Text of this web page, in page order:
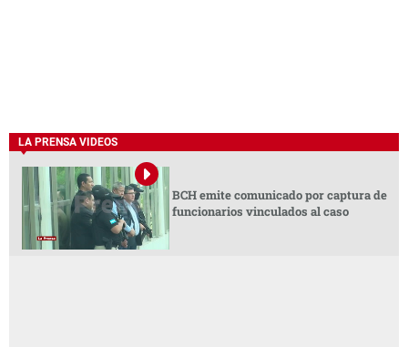
LA PRENSA VIDEOS
BCH emite comunicado por captura de
funcionarios vinculados al caso